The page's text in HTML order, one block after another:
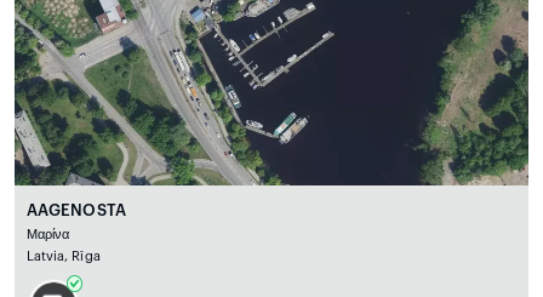
AAGENOSTA
Μαρίνα
Latvia, Rīga